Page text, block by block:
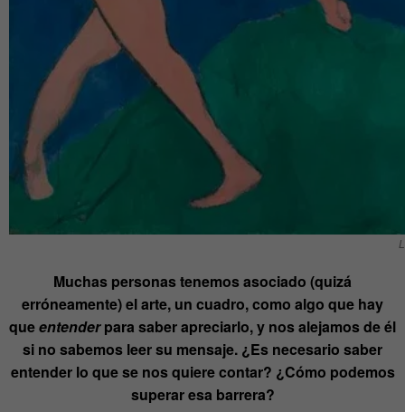
Muchas personas tenemos asociado (quizá
erróneamente) el arte, un cuadro, como algo que hay
queentenderpara saber apreciarlo, y nos alejamos de él
si no sabemos leer su mensaje. ¿Es necesario saber
entender lo que se nos quiere contar? ¿Cómo podemos
superar esa barrera?